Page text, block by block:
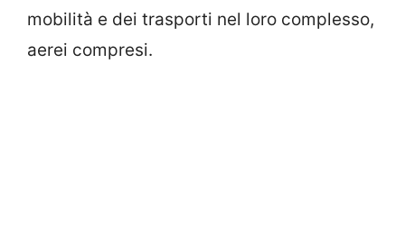
mobilità e dei trasporti nel loro complesso,
aerei compresi.